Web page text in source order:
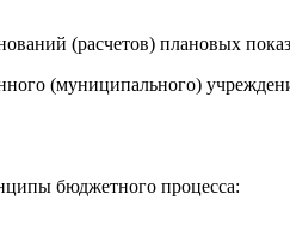
(расчетов) плановых
(муниципального)
бюджетного процесса: